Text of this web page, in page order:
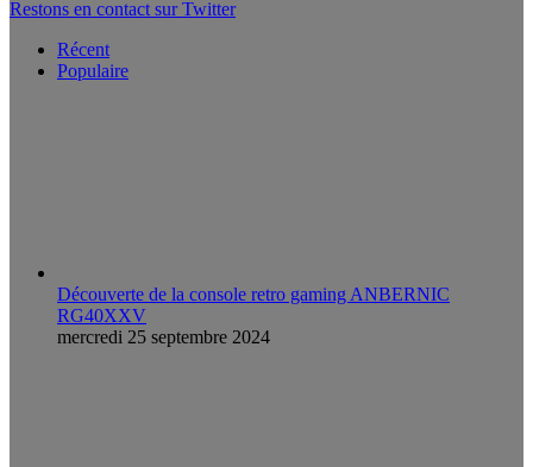
Restons en contact sur Twitter
Récent
Populaire
Découverte de la console retro gaming ANBERNIC
RG40XXV
mercredi 25 septembre 2024